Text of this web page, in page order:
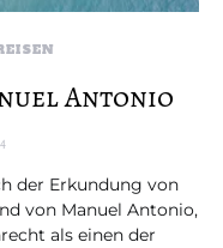
Antonio
der Erkundung von
von Manuel Antonio,
als einen der